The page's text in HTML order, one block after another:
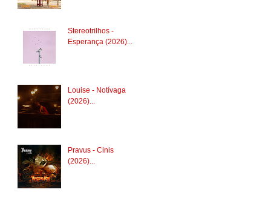
Stereotrilhos -
Esperança (2026)...
Louise - Notívaga
(2026)...
Pravus - Cinis
(2026)...